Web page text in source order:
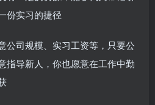
份实习的捷径
公司规模、实习工资等，只要公
指导新人，你也愿意在工作中勤